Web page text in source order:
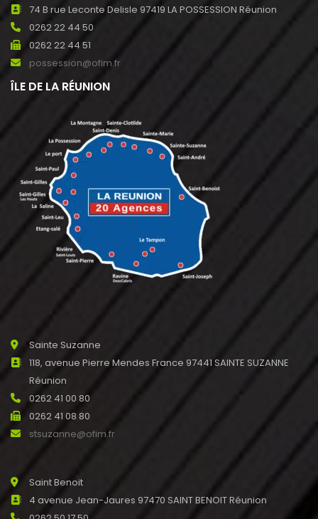
74 B rue Leconte Delisle 97419 LA POSSESSION Réunion
0262 22 44 50
0262 22 44 51
possession@ofim.fr
ÎLE DE LA RÉUNION
Sainte Suzanne
118, avenue Pierre Mendes France 97441 SAINTE SUZANNE
Réunion
0262 41 00 80
0262 41 08 80
stsuzanne@ofim.fr
Saint Benoit
4 avenue Jean-Jaures 97470 SAINT BENOIT Réunion